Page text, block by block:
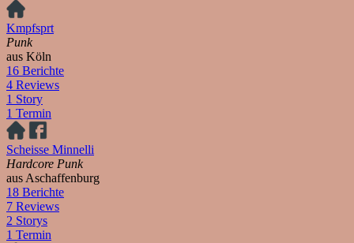
Kmpfsprt
Punk
aus Köln
16 Berichte
4 Reviews
1 Story
1 Termin
Scheisse Minnelli
Hardcore Punk
aus Aschaffenburg
18 Berichte
7 Reviews
2 Storys
1 Termin